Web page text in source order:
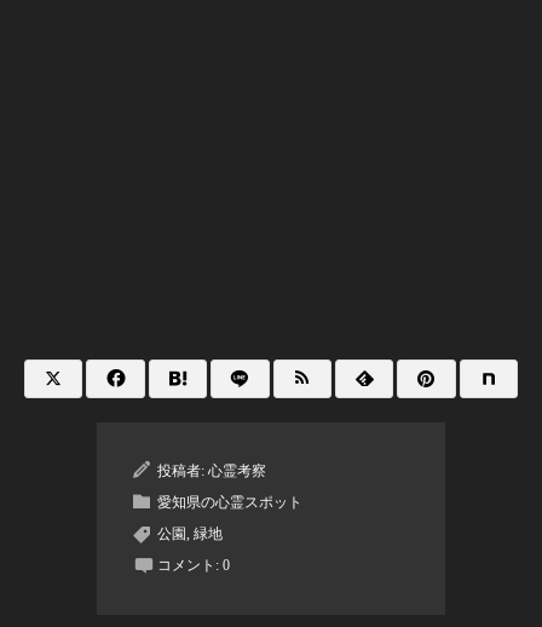
投稿者: 心霊考察
愛知県の心霊スポット
公園, 緑地
コメント: 0